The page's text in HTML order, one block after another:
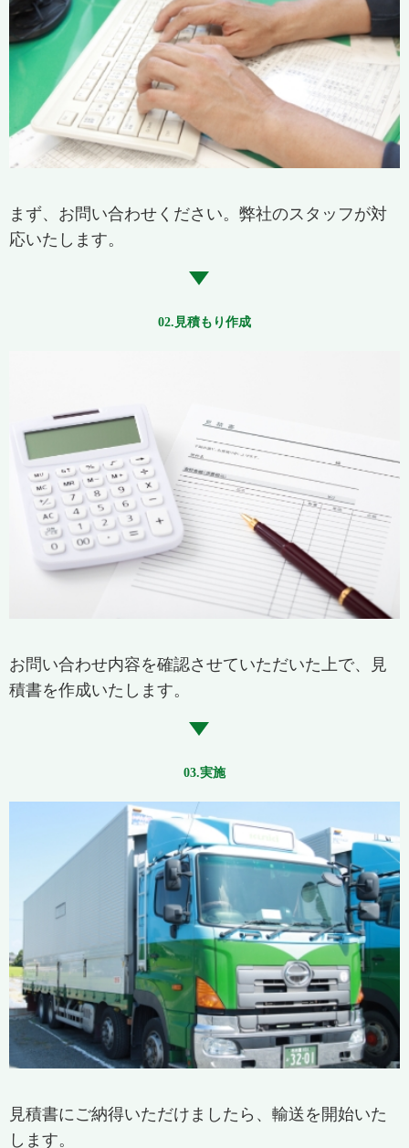
まず、お問い合わせください。弊社のスタッフが対
応いたします。​
02.見積もり作成
お問い合わせ内容を確認させていただいた上で、見
積書を作成いたします。​​
03.実施
見積書にご納得いただけましたら、輸送を開始いた
します。​​